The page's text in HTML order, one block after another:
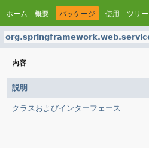
ホーム 概要 パッケージ 使用 ツリー
内容
説明
クラスおよびインターフェース